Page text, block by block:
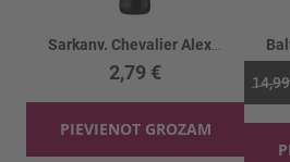
2,79 €
PIEVIENOT GROZAM